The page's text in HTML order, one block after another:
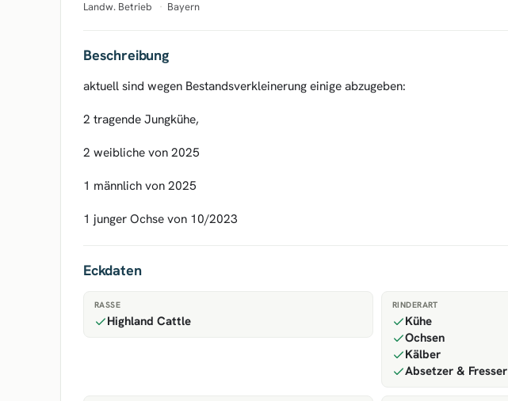
Landw. Betrieb · Bayern
Beschreibung
aktuell sind wegen Bestandsverkleinerung einige abzugeben:
2 tragende Jungkühe,
2 weibliche von 2025
1 männlich von 2025
1 junger Ochse von 10/2023
Eckdaten
RASSE
Highland Cattle
RINDERART
Kühe
Ochsen
Kälber
Absetzer & Fresser